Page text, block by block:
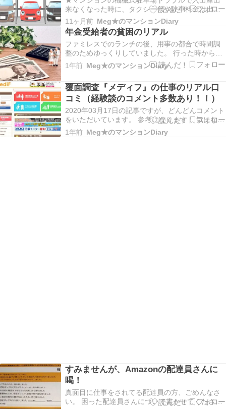
来なくなった時に、タクシー代や駐車料金は出
る？ 結論として・・管理会社や管理組合によって
様々です。 ある物件で ●駐車場自体の不具合によ
るトラブル 立体駐車場の老朽化で新しくする必要
があるのに、費用の関係で出来ていない物件 ⇒残
念ながら…
11ヶ月前 Meg★のマンションDiary
年金受給者の貧困のリアル
ファミレスでのランチの後、用事の都合で時間調
整のためゆっくりしていました。 行った時から隣
の席の60代後半くらいの女性二人が、深刻な話を
していました。 時間が来るまでは滞在しないとい
た。 私の周りでそういう話を聞かないのですが、
これが我が…
1年前 Meg★のマンションDiary
覆面調査『メディフ』の仕事のリアル口
コミ（経験談のコメント多数あり！！）
2020年03月17日の記事ですが、どんどんコメント
をいただいています。 参考になります！ 気になる
方は、コメント欄を読んでみてくださいね。
（2024年3月 10件のコメントをいただいていま
1年前 Meg★のマンションDiary
すみませんが、Amazonの配達員さんに
喝！
真面目に仕事をされてる配達員の方、ごめんなさ
い。 困った配達員さんについて書かせてくださ